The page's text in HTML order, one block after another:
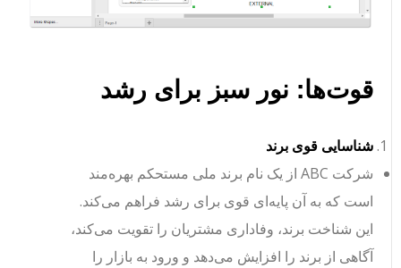
قوت‌ها: نور سبز برای رشد
شناسایی قوی برند
شرکت ABC از یک نام برند ملی مستحکم بهره‌مند
است که به آن پایه‌ای قوی برای رشد فراهم می‌کند.
این شناخت برند، وفاداری مشتریان را تقویت می‌کند،
آگاهی از برند را افزایش می‌دهد و ورود به بازار را